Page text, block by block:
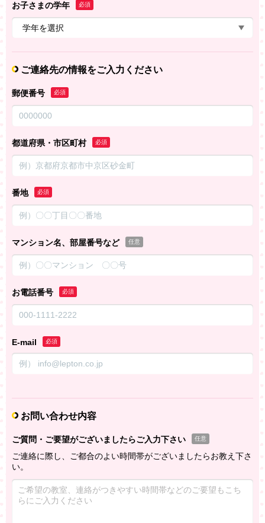
お子さまの学年 必須
ご連絡先の情報をご入力ください
郵便番号 必須
都道府県・市区町村 必須
番地 必須
マンション名、部屋番号など 任意
お電話番号 必須
E-mail 必須
お問い合わせ内容
ご質問・ご要望がございましたらご入力下さい 任意
ご連絡に際し、ご都合のよい時間帯がございましたらお教え下さ
い。